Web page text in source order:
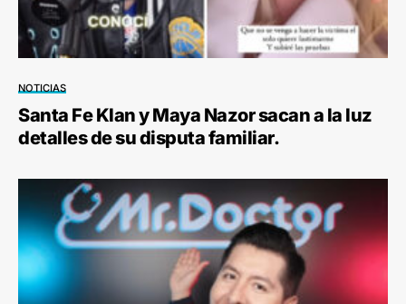
NOTICIAS
Santa Fe Klan y Maya Nazor sacan a la luz
detalles de su disputa familiar.